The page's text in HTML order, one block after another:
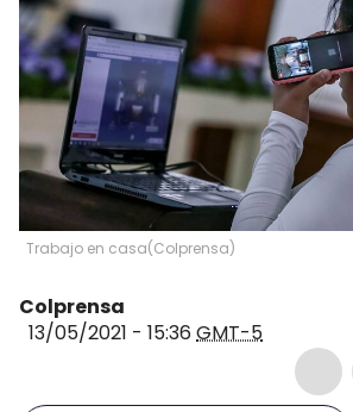
Trabajo en casa(Colprensa)
Colprensa
13/05/2021 - 15:36 GMT-5